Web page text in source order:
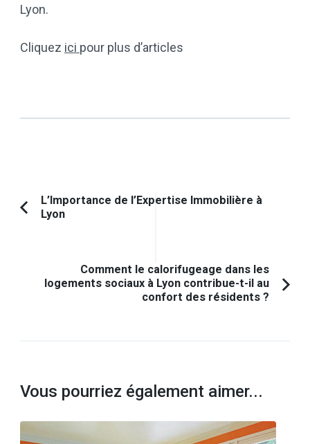
Lyon.
Cliquez ici pour plus d’articles
Navigation
d'article
Article
L’Importance de l’Expertise Immobilière à
Lyon
Comment le calorifugeage dans les
logements sociaux à Lyon contribue-t-il au
confort des résidents ?
Vous pourriez également aimer...